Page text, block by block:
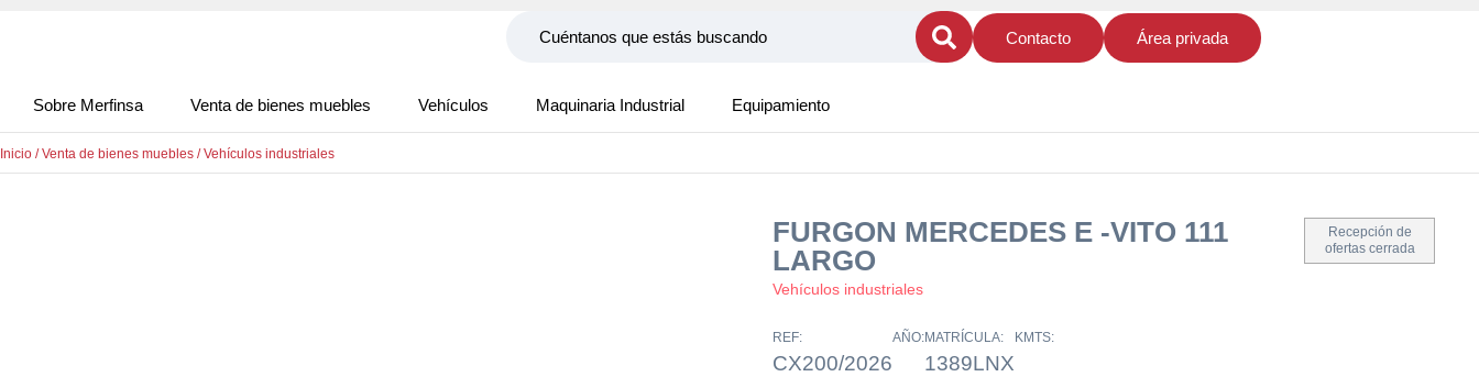
Contacto Área privada
Sobre Merfinsa Venta de bienes muebles Vehículos Maquinaria Industrial Equipamiento
Inicio /Venta de bienes muebles /Vehículos industriales
FURGON MERCEDES E -VITO 111
LARGO
Vehículos industriales
Recepción de
ofertas cerrada
REF:
CX200/2026
AÑO:MATRÍCULA:
1389LNX
KMTS: